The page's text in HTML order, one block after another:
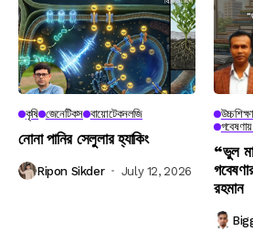
কৃষি জেনেটিকস বায়োটেকনলজি
নোনা পানির সেলুলার হ্যাকিং
Ripon Sikder July 12, 2026
“ভুল
রহমান